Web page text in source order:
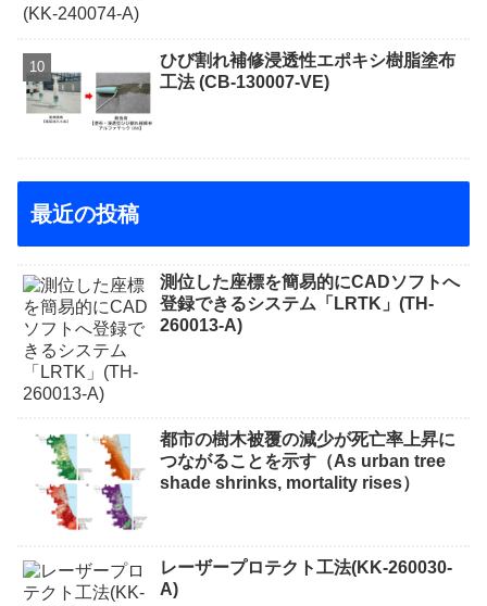
ひび割れ補修浸透性エポキシ樹脂塗布
工法 (CB-130007-VE)
最近の投稿
測位した座標を簡易的にCADソフトへ
登録できるシステム「LRTK」(TH-
260013-A)
都市の樹木被覆の減少が死亡率上昇に
つながることを示す（As urban tree
shade shrinks, mortality rises）
レーザープロテクト⼯法(KK-260030-
A)